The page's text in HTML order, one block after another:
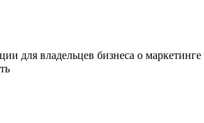
для владельцев бизнеса о